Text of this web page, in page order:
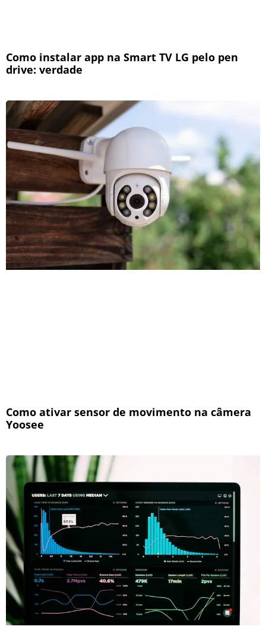
Como instalar app na Smart TV LG pelo pen
drive: verdade
Como ativar sensor de movimento na câmera
Yoosee